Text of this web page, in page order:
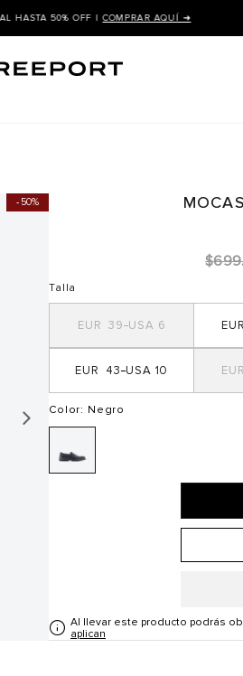
HASTA 50% OFF |COMPRAR AQUÍ ➜
50%
$699
Talla
6
39
10
43
Color: Negro
Al llevar este producto podrás
aplican